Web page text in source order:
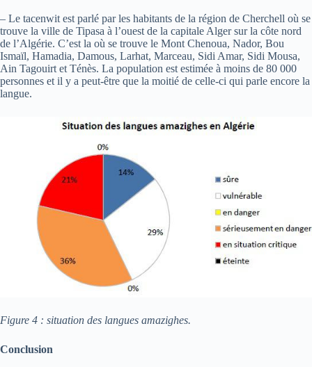
– Le tacenwit est parlé par les habitants de la région de Cherchell où se
trouve la ville de Tipasa à l’ouest de la capitale Alger sur la côte nord
de l’Algérie. C’est la où se trouve le Mont Chenoua, Nador, Bou
Ismaïl, Hamadia, Damous, Larhat, Marceau, Sidi Amar, Sidi Mousa,
Ain Tagouirt et Ténès. La population est estimée à moins de 80 000
personnes et il y a peut-être que la moitié de celle-ci qui parle encore la
langue.
Figure 4 : situation des langues amazighes.
Conclusion